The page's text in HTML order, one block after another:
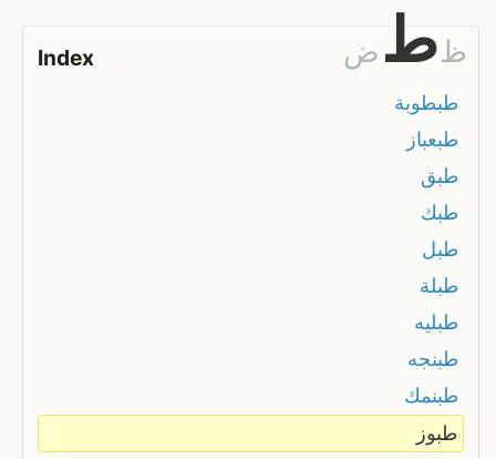
Index ض طظ
طبطوبة
طبعباز
طبق
طبك
طبل
طبلة
طبليه
طبنجه
طبنمك
طبوز